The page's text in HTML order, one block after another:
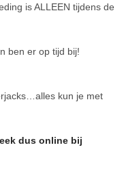
is ALLEEN tijdens de
ben er op tijd bij!
kun je met
dus online bij